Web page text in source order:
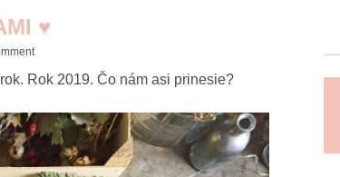
♥
Rok 2019. Čo nám asi prinesie?